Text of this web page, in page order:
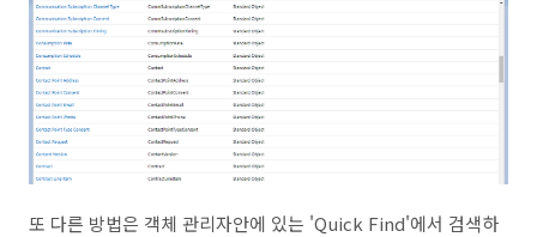
또 다른 방법은 객체 관리자안에 있는 'Quick Find'에서 검색하